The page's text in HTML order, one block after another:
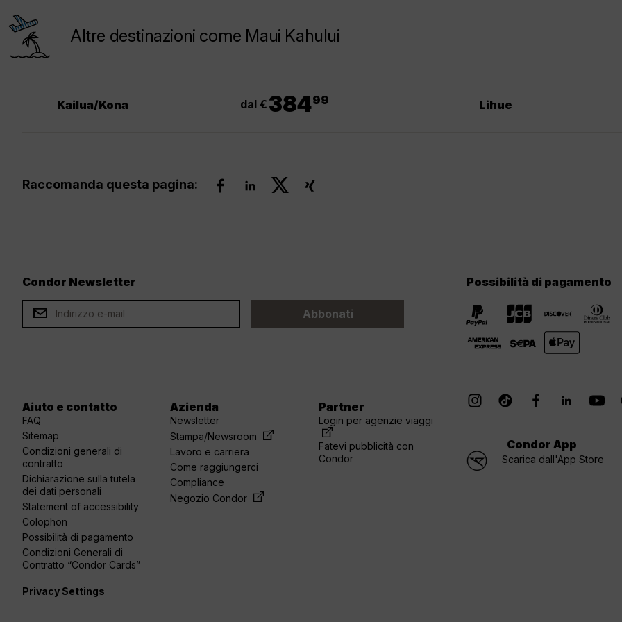
Altre destinazioni come Maui Kahului
Kailua/Kona dal € 38499 Lihue
Raccomanda questa pagina:
Condor Newsletter
Abbonati
Possibilità di pagamento
Aiuto e contatto
FAQ
Sitemap
Condizioni generali di
contratto
Dichiarazione sulla tutela
dei dati personali
Statement of accessibility
Colophon
Possibilità di pagamento
Condizioni Generali di
Contratto “Condor Cards”
Azienda
Newsletter
Stampa/Newsroom
Lavoro e carriera
Come raggiungerci
Compliance
Negozio Condor
Partner
Login per agenzie viaggi
Fatevi pubblicità con
Condor
Condor App
Scarica dall'App Store
Privacy Settings